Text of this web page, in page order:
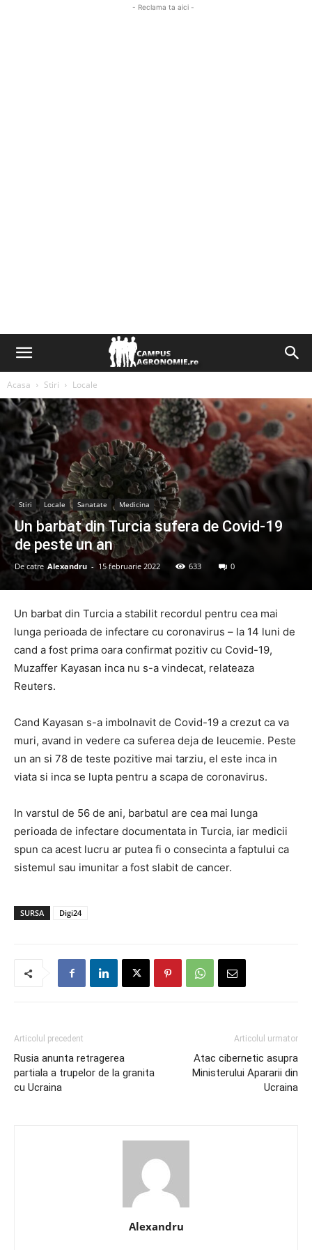
- Reclama ta aici -
Acasa Stiri Locale
Stiri Locale Sanatate Medicina
Un barbat din Turcia sufera de Covid-19
de peste un an
De catre Alexandru - 15 februarie 2022 633 0
Un barbat din Turcia a stabilit recordul pentru cea mai
lunga perioada de infectare cu coronavirus – la 14 luni de
cand a fost prima oara confirmat pozitiv cu Covid-19,
Muzaffer Kayasan inca nu s-a vindecat, relateaza
Reuters.
Cand Kayasan s-a imbolnavit de Covid-19 a crezut ca va
muri, avand in vedere ca suferea deja de leucemie. Peste
un an si 78 de teste pozitive mai tarziu, el este inca in
viata si inca se lupta pentru a scapa de coronavirus.
In varstul de 56 de ani, barbatul are cea mai lunga
perioada de infectare documentata in Turcia, iar medicii
spun ca acest lucru ar putea fi o consecinta a faptului ca
sistemul sau imunitar a fost slabit de cancer.
SURSA Digi24
Articolul precedent
Rusia anunta retragerea
partiala a trupelor de la granita
cu Ucraina
Articolul urmator
Atac cibernetic asupra
Ministerului Apararii din
Ucraina
Alexandru